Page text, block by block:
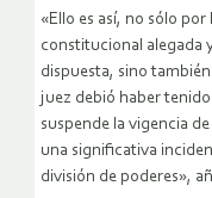
«Ello es así, no sólo
constitucional alegada
dispuesta, sino
juez debió haber
suspende la vigencia
una significativa
división de poderes»,